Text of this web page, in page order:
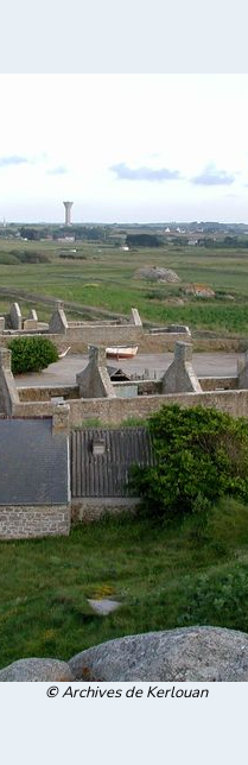
©Archives de Kerlouan